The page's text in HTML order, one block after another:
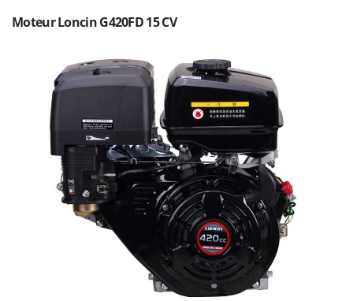
S
Scies à os
Scies alternatives à batterie
Scies de jardin télescopiques
Sécateurs électriques à batterie
Sécateurs et Échenilloirs manuels
Sécateurs pneumatiques
Semoirs et Épandeurs d'engrais
Socs pour tracteur
Souffleurs aspirateurs pour Feuilles
Soufreuses - Poudreuses à dos
Soufreuses - Poudreuses pour tracteur
Imperia
Intec
Intex
Italyco
ITM
JOLLY ITALIA
Moteur Loncin G420FD 15 CV